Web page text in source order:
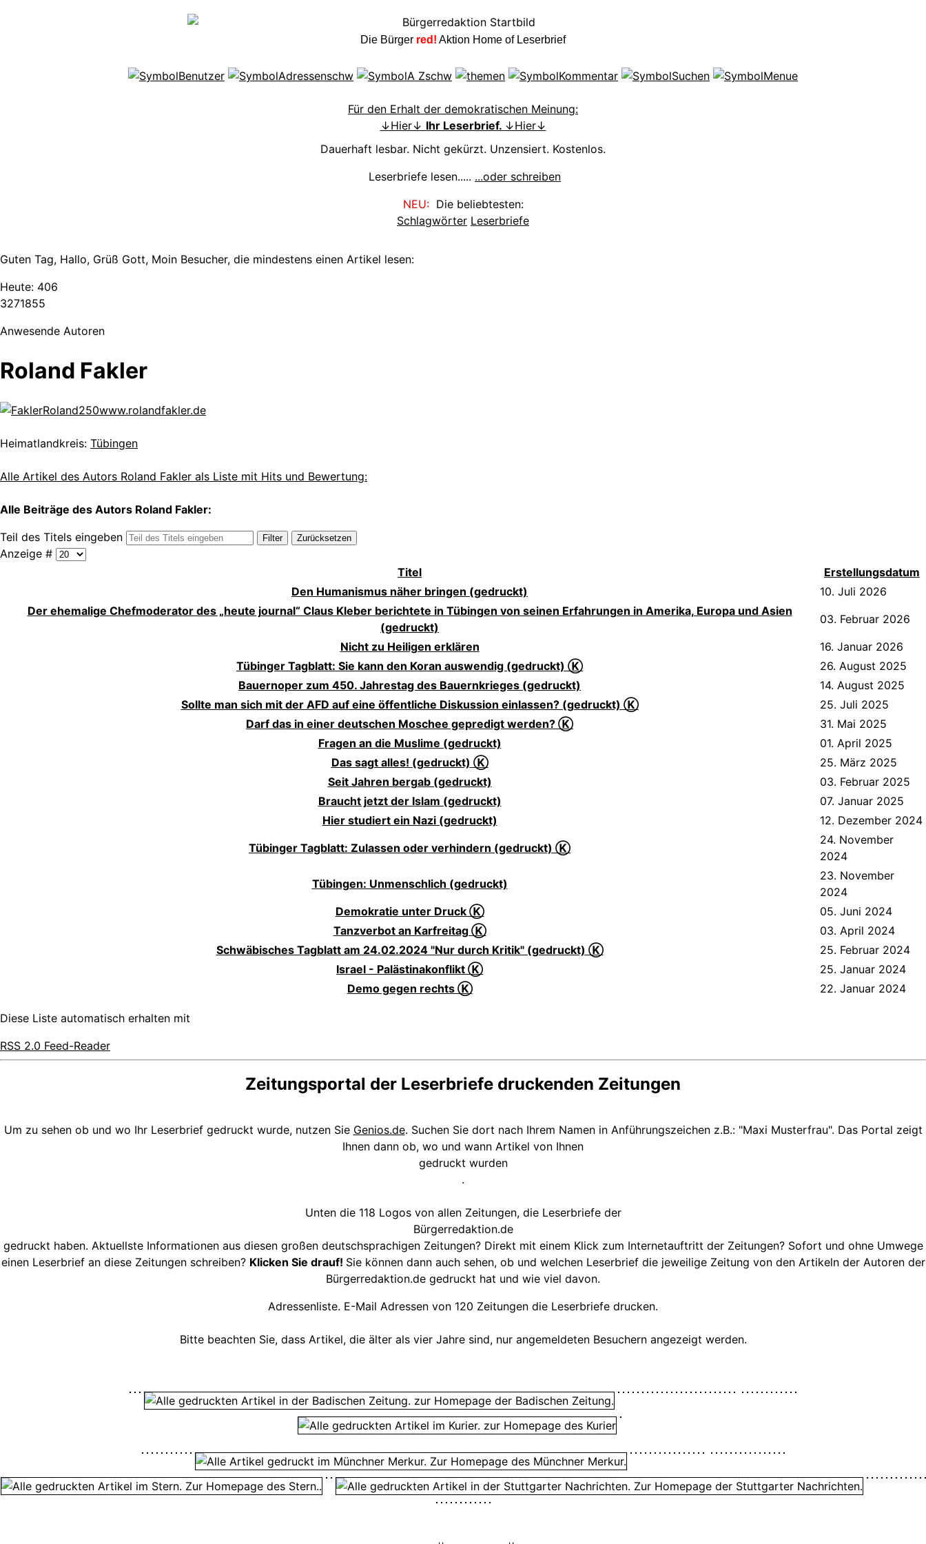
Die Bürger red! Aktion Home of Leserbrief
Für den Erhalt der demokratischen Meinung:
↓Hier↓ Ihr Leserbrief. ↓Hier↓
Dauerhaft lesbar. Nicht gekürzt. Unzensiert. Kostenlos.
Leserbriefe lesen..... ...oder schreiben
NEU:Die beliebtesten:
Schlagwörter Leserbriefe
Guten Tag, Hallo, Grüß Gott, Moin Besucher, die mindestens einen Artikel lesen:
Heute: 406
3271855
Anwesende Autoren
Roland Fakler
www.rolandfakler.de
Heimatlandkreis: Tübingen
Alle Artikel des Autors Roland Fakler als Liste mit Hits und Bewertung:
Alle Beiträge des Autors Roland Fakler:
Teil des Titels eingeben
Filter Zurücksetzen
Anzeige #
Titel
Erstellungsdatum
Den Humanismus näher bringen (gedruckt)
10. Juli 2026
Der ehemalige Chefmoderator des „heute journal“ Claus Kleber berichtete in Tübingen von seinen Erfahrungen in Amerika, Europa und Asien
(gedruckt)
03. Februar 2026
Nicht zu Heiligen erklären
16. Januar 2026
Tübinger Tagblatt: Sie kann den Koran auswendig (gedruckt) Ⓚ
26. August 2025
Bauernoper zum 450. Jahrestag des Bauernkrieges (gedruckt)
14. August 2025
Sollte man sich mit der AFD auf eine öffentliche Diskussion einlassen? (gedruckt) Ⓚ
25. Juli 2025
Darf das in einer deutschen Moschee gepredigt werden? Ⓚ
31. Mai 2025
Fragen an die Muslime (gedruckt)
01. April 2025
Das sagt alles! (gedruckt) Ⓚ
25. März 2025
Seit Jahren bergab (gedruckt)
03. Februar 2025
Braucht jetzt der Islam (gedruckt)
07. Januar 2025
Hier studiert ein Nazi (gedruckt)
12. Dezember 2024
Tübinger Tagblatt: Zulassen oder verhindern (gedruckt) Ⓚ
24. November
2024
Tübingen: Unmenschlich (gedruckt)
23. November
2024
Demokratie unter Druck Ⓚ
05. Juni 2024
Tanzverbot an Karfreitag Ⓚ
03. April 2024
Schwäbisches Tagblatt am 24.02.2024 "Nur durch Kritik" (gedruckt) Ⓚ
25. Februar 2024
Israel - Palästinakonflikt Ⓚ
25. Januar 2024
Demo gegen rechts Ⓚ
22. Januar 2024
Diese Liste automatisch erhalten mit
RSS 2.0 Feed-Reader
Zeitungsportal der Leserbriefe druckenden Zeitungen
Um zu sehen ob und wo Ihr Leserbrief gedruckt wurde, nutzen Sie Genios.de. Suchen Sie dort nach Ihrem Namen in Anführungszeichen z.B.: "Maxi Musterfrau". Das Portal zeigt
Ihnen dann ob, wo und wann Artikel von Ihnen
gedruckt wurden
.
Unten die 118 Logos von allen Zeitungen, die Leserbriefe der
Bürgerredaktion.de
gedruckt haben. Aktuellste Informationen aus diesen großen deutschsprachigen Zeitungen? Direkt mit einem Klick zum Internetauftritt der Zeitungen? Sofort und ohne Umwege
einen Leserbrief an diese Zeitungen schreiben? Klicken Sie drauf! Sie können dann auch sehen, ob und welchen Leserbrief die jeweilige Zeitung von den Artikeln der Autoren der
Bürgerredaktion.de gedruckt hat und wie viel davon.
Adressenliste. E-Mail Adressen von 120 Zeitungen die Leserbriefe drucken.
Bitte beachten Sie, dass Artikel, die älter als vier Jahre sind, nur angemeldeten Besuchern angezeigt werden.